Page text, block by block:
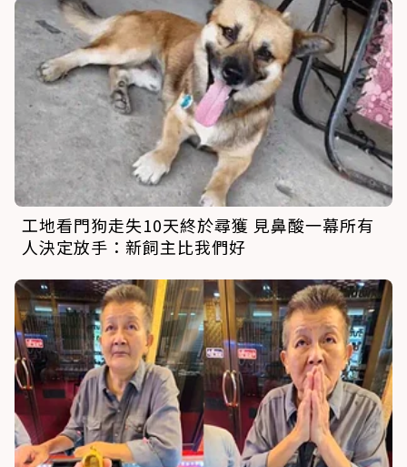
工地看門狗走失10天終於尋獲 見鼻酸一幕所有
人決定放手：新飼主比我們好